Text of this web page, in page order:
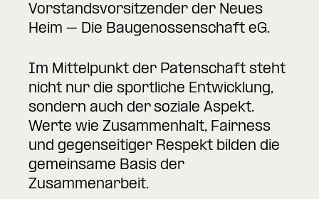
Vorstandsvorsitzender der Neues
Heim – Die Baugenossenschaft eG.
Im Mittelpunkt der Patenschaft steht
nicht nur die sportliche Entwicklung,
sondern auch der soziale Aspekt.
Werte wie Zusammenhalt, Fairness
und gegenseitiger Respekt bilden die
gemeinsame Basis der
Zusammenarbeit.